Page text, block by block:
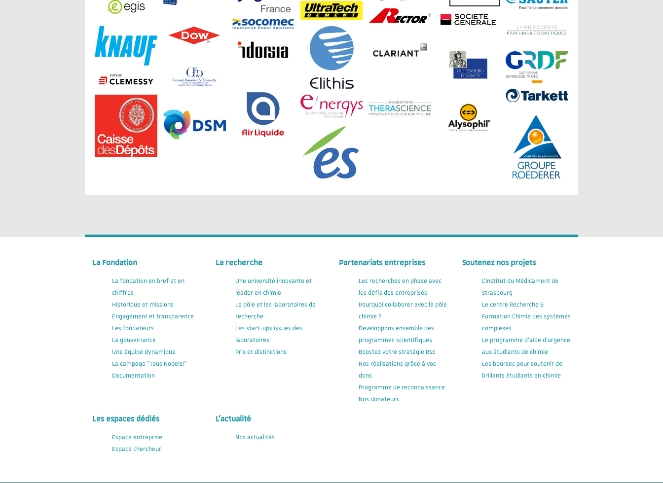
La Fondation
La fondation en bref et en
chiffres
Historique et missions
Engagement et transparence
Les fondateurs
La gouvernance
Une équipe dynamique
La campage "Tous Nobels!"
Documentation
La recherche
Une université innovante et
leader en chimie
Le pôle et les laboratoires de
recherche
Les start-ups issues des
laboratoires
Prix et distinctions
Partenariats entreprises
Les recherches en phase avec
les défis des entreprises
Pourquoi collaborer avec le pôle
chimie ?
Développons ensemble des
programmes scientifiques
Boostez votre stratégie RSE
Nos réalisations grâce à vos
dons
Programme de reconnaissance
Nos donateurs
Soutenez nos projets
L'Institut du Médicament de
Strasbourg
Le centre Recherche &
Formation Chimie des systèmes
complexes
Le programme d'aide d'urgence
aux étudiants de chimie
Les bourses pour soutenir de
brillants étudiants en chimie
Les espaces dédiés
Espace entreprise
Espace chercheur
L'actualité
Nos actualités